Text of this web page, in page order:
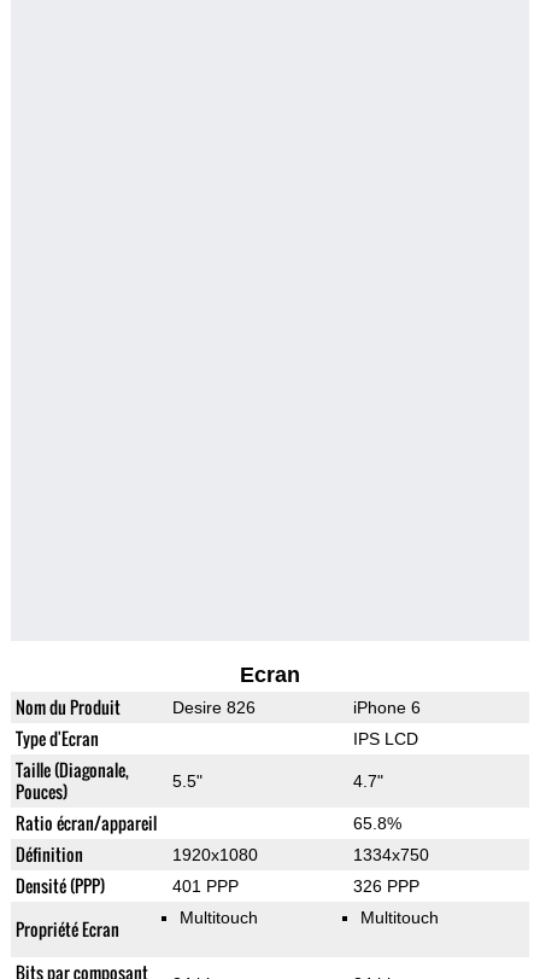
Ecran
Nom du Produit Desire 826 iPhone 6
Type d'Ecran IPS LCD
Taille (Diagonale,
Pouces)
5.5" 4.7"
Ratio écran/appareil 65.8%
Définition 1920x1080 1334x750
Densité (PPP) 401 PPP 326 PPP
Propriété Ecran Multitouch Multitouch
Bits par composant